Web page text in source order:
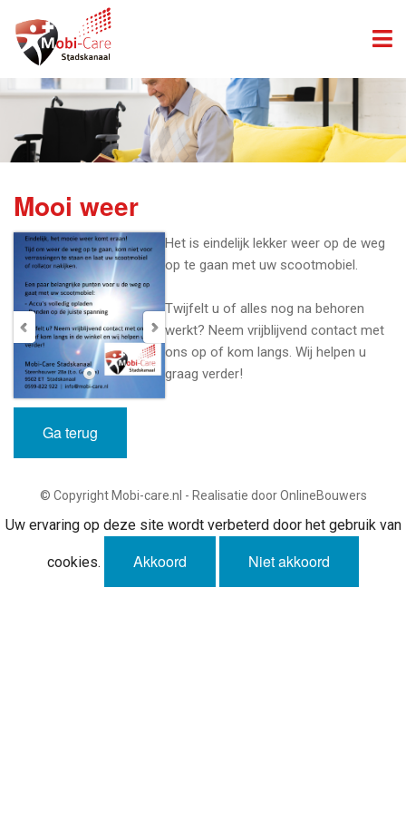
Mooi weer
Het is eindelijk lekker weer op de weg
op te gaan met uw scootmobiel.
Twijfelt u of alles nog na behoren
werkt? Neem vrijblijvend contact met
ons op of kom langs. Wij helpen u
graag verder!
Ga terug
© Copyright Mobi-care.nl - Realisatie door OnlineBouwers
Uw ervaring op deze site wordt verbeterd door het gebruik van
cookies. Akkoord Niet akkoord